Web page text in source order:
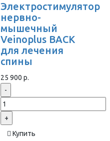
Электростимулятор
нервно-
мышечный
Veinoplus BACK
для лечения
спины
25 900 р.
-
+
Купить